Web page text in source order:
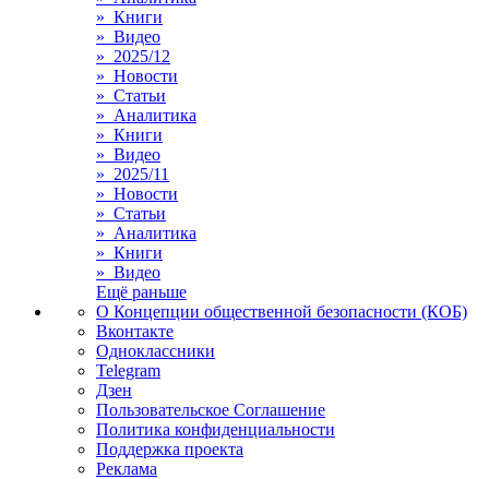
» Книги
» Видео
» 2025/12
» Новости
» Статьи
» Аналитика
» Книги
» Видео
» 2025/11
» Новости
» Статьи
» Аналитика
» Книги
» Видео
Ещё раньше
О Концепции общественной безопасности (КОБ)
Вконтакте
Одноклассники
Telegram
Дзен
Пользовательское Соглашение
Политика конфиденциальности
Поддержка проекта
Реклама